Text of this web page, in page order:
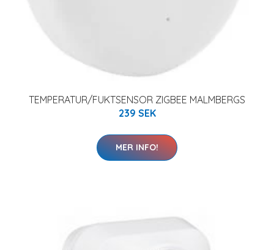
TEMPERATUR/FUKTSENSOR ZIGBEE MALMBERGS
239 SEK
MER INFO!